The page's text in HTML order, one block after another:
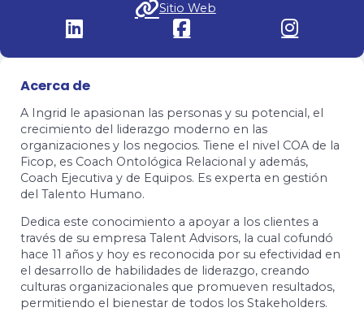
Sitio Web
Acerca de
A Ingrid le apasionan las personas y su potencial, el
crecimiento del liderazgo moderno en las
organizaciones y los negocios. Tiene el nivel COA de la
Ficop, es Coach Ontológica Relacional y además,
Coach Ejecutiva y de Equipos. Es experta en gestión
del Talento Humano.
Dedica este conocimiento a apoyar a los clientes a
través de su empresa Talent Advisors, la cual cofundó
hace 11 años y hoy es reconocida por su efectividad en
el desarrollo de habilidades de liderazgo, creando
culturas organizacionales que promueven resultados,
permitiendo el bienestar de todos los Stakeholders.